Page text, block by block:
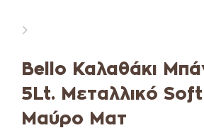
Bello Καλαθάκι
5Lt. Μεταλλικό
Μαύρο Ματ